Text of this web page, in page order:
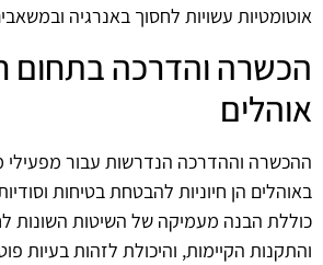
אוטומטיות עשויות לחסוך באנרגיה
הכשרה והדרכה בתחום
אוהלים
ההכשרה וההדרכה הנדרשות עבור מפעילי
באוהלים הן חיוניות להבטחת בטיחות
כוללת הבנה מעמיקה של השיטות השונות
והתקנות הקיימות, והיכולת לזהות בעיות